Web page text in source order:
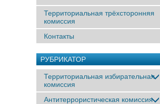
Территориальная трёхсторонняя
комиссия
Контакты
РУБРИКАТОР
Территориальная избирательная
комиссия
Антитеррористическая комиссия